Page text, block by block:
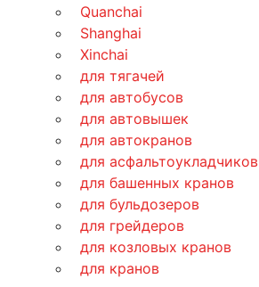
Quanchai
Shanghai
Xinchai
для тягачей
для автобусов
для автовышек
для автокранов
для асфальтоукладчиков
для башенных кранов
для бульдозеров
для грейдеров
для козловых кранов
для кранов